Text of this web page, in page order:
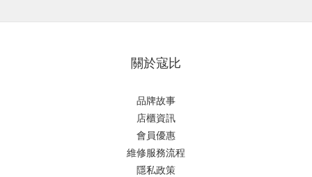
關於寇比
品牌故事
店櫃資訊
會員優惠
維修服務流程
隱私政策